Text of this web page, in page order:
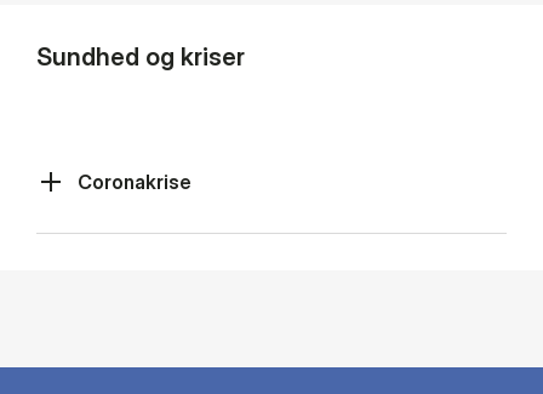
Sundhed og kriser
Coronakrise